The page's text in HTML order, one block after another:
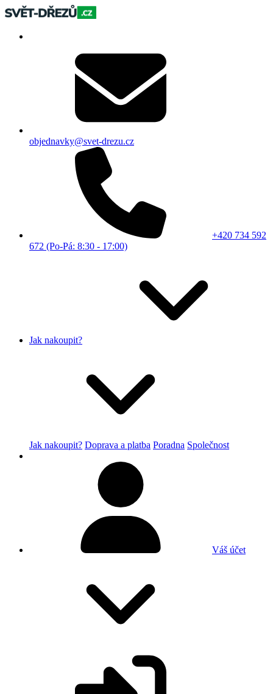
objednavky@svet-drezu.cz
+420 734 592
672 (Po-Pá: 8:30 - 17:00)
Jak nakoupit?
Jak nakoupit? Doprava a platba Poradna Společnost
Váš účet